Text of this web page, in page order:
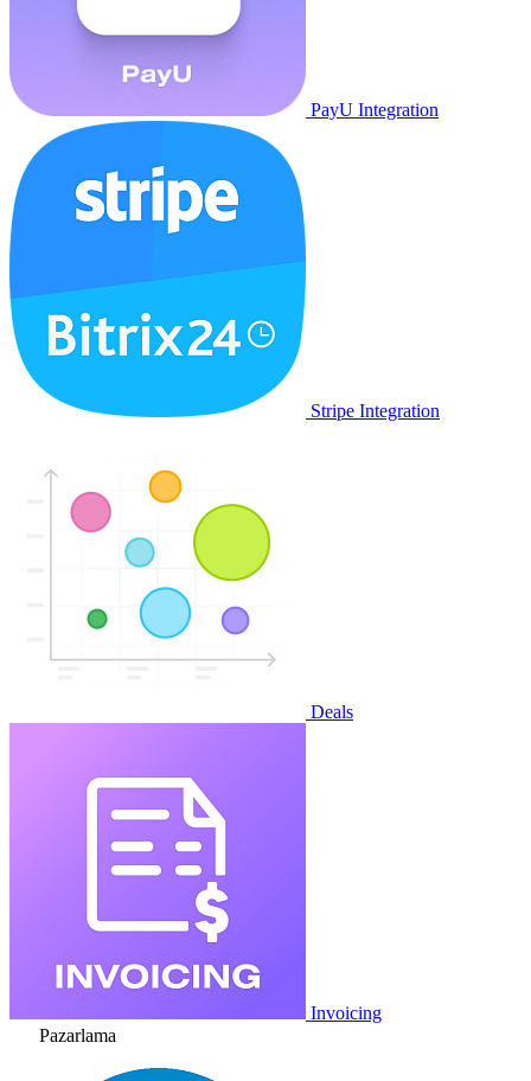
PayU Integration
Stripe Integration
Deals
Invoicing
Pazarlama